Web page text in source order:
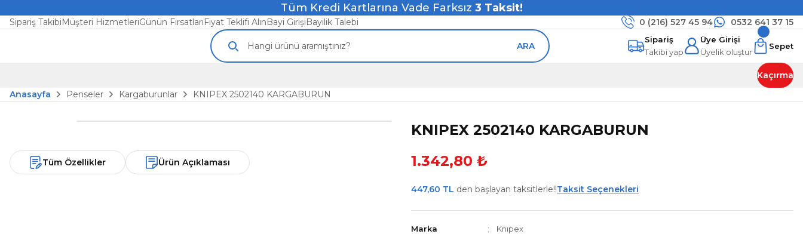
Tüm Kredi Kartlarına Vade Farksız 3 Taksit!
Sipariş TakibiMüşteri HizmetleriGünün FırsatlarıFiyat Teklifi AlınBayi GirişiBayilik Talebi 0 (216) 527 45 94 0532 641 37 15
ARA
Sipariş
Takibi yap
Üye Girişi
Üyelik oluştur
Sepet
Kaçırma
Anasayfa
Penseler Kargaburunlar KNIPEX 2502140 KARGABURUN
Tüm Özellikler Ürün Açıklaması
KNIPEX 2502140 KARGABURUN
1.342,80 ₺
447,60 TL den başlayan taksitlerle!!Taksit Seçenekleri
Marka Knıpex